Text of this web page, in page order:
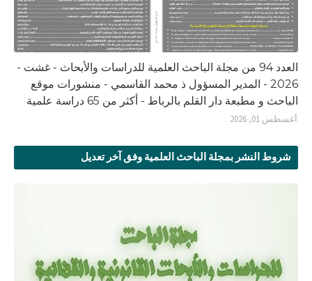
العدد 94 من مجلة الباحث العلمية للدراسات والأبحاث - غشت -
2026 - المدير المسؤول ذ محمد القاسمي - منشورات موقع
الباحث و مطبعة دار القلم بالرباط - أكثر من 65 دراسة علمية
أغسطس 01, 2026
شروط النشر بمجلة الباحث العلمية وفق آخر تعديل